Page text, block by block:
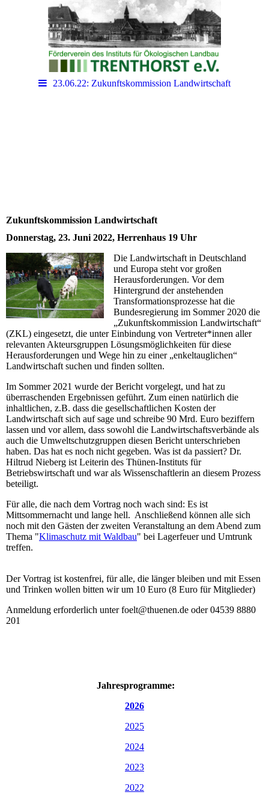
23.06.22: Zukunftskommission Landwirtschaft
Zukunftskommission Landwirtschaft
Donnerstag, 23. Juni 2022, Herrenhaus 19 Uhr
Die Landwirtschaft in Deutschland
und Europa steht vor großen
Herausforderungen. Vor dem
Hintergrund der anstehenden
Transformationsprozesse hat die
Bundesregierung im Sommer 2020 die
„Zukunftskommission Landwirtschaft“
(ZKL) eingesetzt, die unter Einbindung von Vertreter*innen aller
relevanten Akteursgruppen Lösungsmöglichkeiten für diese
Herausforderungen und Wege hin zu einer „enkeltauglichen“
Landwirtschaft suchen und finden sollten.
Im Sommer 2021 wurde der Bericht vorgelegt, und hat zu
überraschenden Ergebnissen geführt. Zum einen natürlich die
inhaltlichen, z.B. dass die gesellschaftlichen Kosten der
Landwirtschaft sich auf sage und schreibe 90 Mrd. Euro beziffern
lassen und vor allem, dass sowohl die Landwirtschaftsverbände als
auch die Umweltschutzgruppen diesen Bericht unterschrieben
haben. Das hat es noch nicht gegeben. Was ist da passiert? Dr.
Hiltrud Nieberg ist Leiterin des Thünen-Instituts für
Betriebswirtschaft und war als Wissenschaftlerin an diesem Prozess
beteiligt.
Für alle, die nach dem Vortrag noch wach sind: Es ist
Mittsommernacht und lange hell. Anschließend können alle sich
noch mit den Gästen der zweiten Veranstaltung an dem Abend zum
Thema "Klimaschutz mit Waldbau" bei Lagerfeuer und Umtrunk
treffen.
Der Vortrag ist kostenfrei, für alle, die länger bleiben und mit Essen
und Trinken wollen bitten wir um 10 Euro (8 Euro für Mitglieder)
Anmeldung erforderlich unter foelt@thuenen.de oder 04539 8880
201
Jahresprogramme:
2026
2025
2024
2023
2022